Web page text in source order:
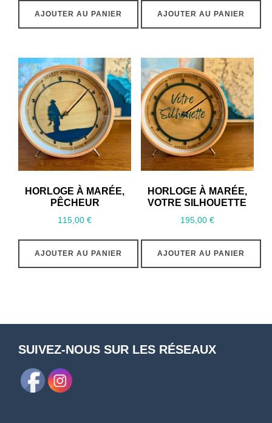
AJOUTER AU PANIER AJOUTER AU PANIER
HORLOGE À MARÉE,
PÊCHEUR
115,00€
AJOUTER AU PANIER
HORLOGE À MARÉE,
VOTRE SILHOUETTE
195,00 €
AJOUTER AU PANIER
SUIVEZ-NOUS SUR LES RÉSEAUX